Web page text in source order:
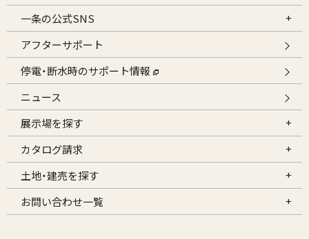
一条の公式SNS
アフターサポート
停電・断水時のサポート情報
ニュース
展示場を探す
カタログ請求
土地・建売を探す
お問い合わせ一覧